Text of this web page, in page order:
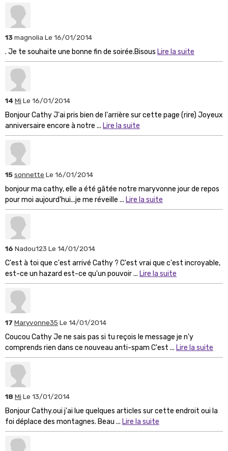
13magnolia Le 16/01/2014
. Je te souhaite une bonne fin de soirée.Bisous Lire la suite
14 Mi Le 16/01/2014
Bonjour Cathy J'ai pris bien de l'arrière sur cette page (rire) Joyeux
anniversaire encore à notre ... Lire la suite
15sonnette Le 16/01/2014
bonjour ma cathy, elle a été gâtée notre maryvonne jour de repos
pour moi aujourd'hui...je me réveille ... Lire la suite
16 Nadou123 Le 14/01/2014
C'est à toi que c'est arrivé Cathy ? C'est vrai que c'est incroyable,
est-ce un hazard est-ce qu'un pouvoir ... Lire la suite
17 Maryvonne35 Le 14/01/2014
Coucou Cathy Je ne sais pas si tu reçois le message je n'y
comprends rien dans ce nouveau anti-spam C'est ... Lire la suite
18 Mi Le 13/01/2014
Bonjour Cathy.oui j'ai lue quelques articles sur cette endroit oui la
foi déplace des montagnes. Beau ... Lire la suite